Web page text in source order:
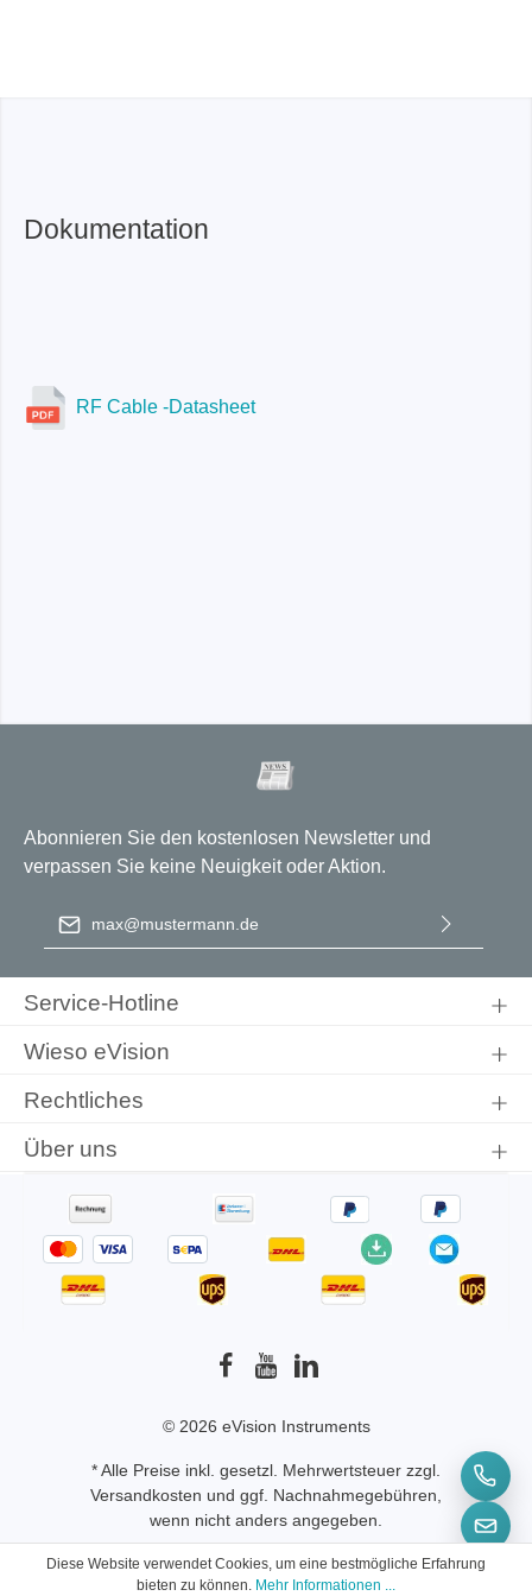
Dokumentation
RF Cable -Datasheet
Abonnieren Sie den kostenlosen Newsletter und
verpassen Sie keine Neuigkeit oder Aktion.
E-Mail-Adresse*
einverstanden.
Service-Hotline
Wieso eVision
Rechtliches
Über uns
© 2026 eVision Instruments
* Alle Preise inkl. gesetzl. Mehrwertsteuer zzgl.
Versandkosten und ggf. Nachnahmegebühren,
wenn nicht anders angegeben.
Diese Website verwendet Cookies, um eine bestmögliche Erfahrung
bieten zu können. Mehr Informationen ...